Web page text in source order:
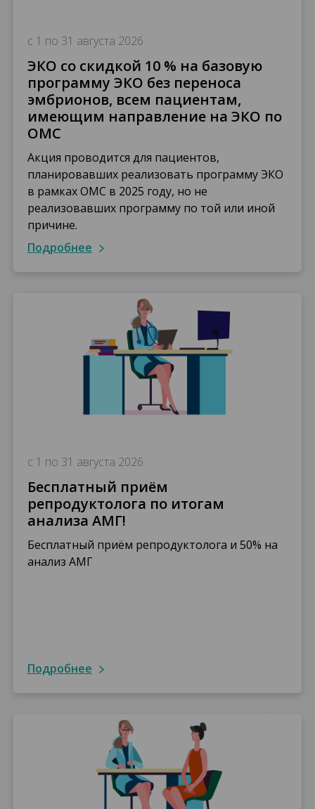
с 1 по 31 августа 2026
ЭКО со скидкой 10 % на базовую
программу ЭКО без переноса
эмбрионов, всем пациентам,
имеющим направление на ЭКО по
ОМС
Акция проводится для пациентов,
планировавших реализовать программу ЭКО
в рамках ОМС в 2025 году, но не
реализовавших программу по той или иной
причине.
подробнее
с 1 по 31 августа 2026
Бесплатный приём
репродуктолога по итогам
анализа АМГ!
Бесплатный приём репродуктолога и 50% на
анализ АМГ
подробнее